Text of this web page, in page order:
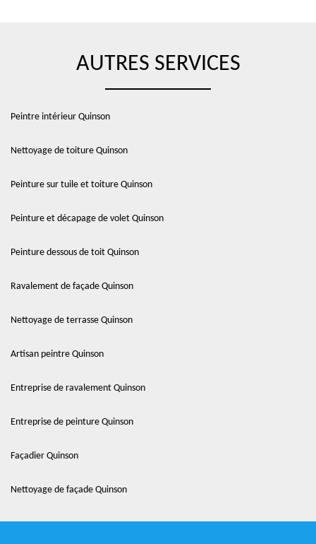
AUTRES SERVICES
Peintre intérieur Quinson
Nettoyage de toiture Quinson
Peinture sur tuile et toiture Quinson
Peinture et décapage de volet Quinson
Peinture dessous de toit Quinson
Ravalement de façade Quinson
Nettoyage de terrasse Quinson
Artisan peintre Quinson
Entreprise de ravalement Quinson
Entreprise de peinture Quinson
Façadier Quinson
Nettoyage de façade Quinson